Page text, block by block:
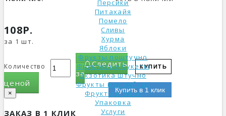
Персики
Питахайя
Помело
Сливы
Хурма
Яблоки
Фрукты поштучно
Фруктовые букеты
Экзотика штучно
Фрукты в коробках
Фрукты в офис
Упаковка
Услуги
108Р.
за 1 шт.
Количество КУПИТЬ
Купить в 1 клик
Следить
за
ценой
×
ЗАКАЗ В 1 КЛИК